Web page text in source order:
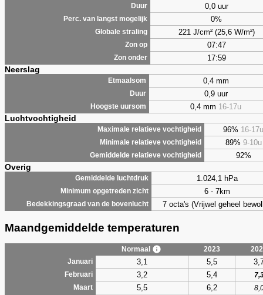
Duur 0,0 uur
Perc. van langst mogelijk 0%
Globale straling 221 J/cm² (25,6 W/m²)
Zon op 07:47
Zon onder 17:59
Neerslag
Etmaalsom 0,4 mm
Duur 0,9 uur
Hoogste uursom 0,4 mm 16-17u
Luchtvochtigheid
Maximale relatieve vochtigheid 96% 16-17u
Minimale relatieve vochtigheid 89% 9-10u
Gemiddelde relatieve vochtigheid 92%
Overig
Gemiddelde luchtdruk 1.024,1 hPa
Minimum opgetreden zicht 6 - 7km
Bedekkingsgraad van de bovenlucht 7 octa's (Vrijwel geheel
Maandgemiddelde temperaturen
Normaal 2023
Januari
3,1 5,5
Februari 3,2 5,4
Maart
5,5 6,2